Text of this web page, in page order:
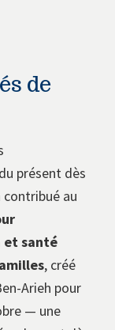
de
présent dès
contribué au
et santé
, créé
Arieh pour
— une